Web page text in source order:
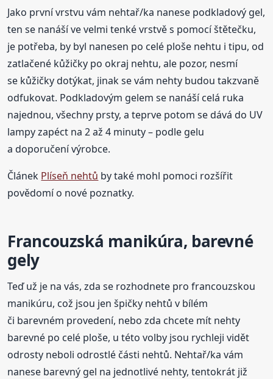
Jako první vrstvu vám nehtař/ka nanese podkladový gel,
ten se nanáší ve velmi tenké vrstvě s pomocí štětečku,
je potřeba, by byl nanesen po celé ploše nehtu i tipu, od
zatlačené kůžičky po okraj nehtu, ale pozor, nesmí
se kůžičky dotýkat, jinak se vám nehty budou takzvaně
odfukovat. Podkladovým gelem se nanáší celá ruka
najednou, všechny prsty, a teprve potom se dává do UV
lampy zapéct na 2 až 4 minuty – podle gelu
a doporučení výrobce.
Článek Plíseň nehtů by také mohl pomoci rozšířit
povědomí o nové poznatky.
Francouzská manikúra, barevné
gely
Teď už je na vás, zda se rozhodnete pro francouzskou
manikúru, což jsou jen špičky nehtů v bílém
či barevném provedení, nebo zda chcete mít nehty
barevné po celé ploše, u této volby jsou rychleji vidět
odrosty neboli odrostlé části nehtů. Nehtař/ka vám
nanese barevný gel na jednotlivé nehty, tentokrát již